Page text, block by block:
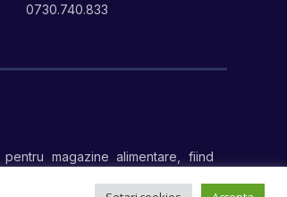
0730.740.833
magazine alimentare, fiind